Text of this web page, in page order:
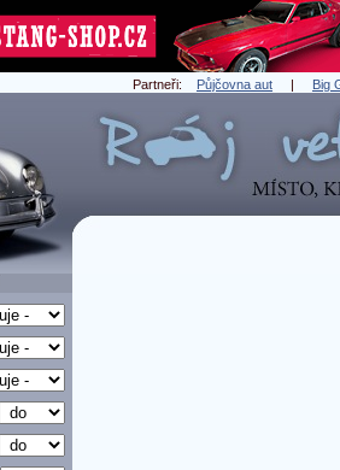
Partneři: Půjčovna aut | Big